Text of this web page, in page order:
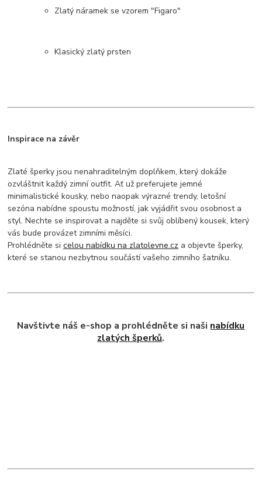
Zlatý náramek se vzorem "Figaro"
Klasický zlatý prsten
Inspirace na závěr
Zlaté šperky jsou nenahraditelným doplňkem, který dokáže
ozvláštnit každý zimní outfit. Ať už preferujete jemné
minimalistické kousky, nebo naopak výrazné trendy, letošní
sezóna nabídne spoustu možností, jak vyjádřit svou osobnost a
styl. Nechte se inspirovat a najděte si svůj oblíbený kousek, který
vás bude provázet zimními měsíci.
Prohlédněte sicelou nabídku na zlatolevne.cz a objevte šperky,
které se stanou nezbytnou součástí vašeho zimního šatníku.
Navštivte náš e-shop a prohlédněte si naši nabídku
zlatých šperků.